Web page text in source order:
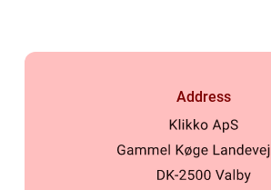
Address